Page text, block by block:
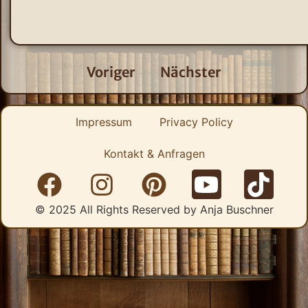
Voriger Nächster
Impressum Privacy Policy
Kontakt & Anfragen
© 2025 All Rights Reserved by Anja Buschner